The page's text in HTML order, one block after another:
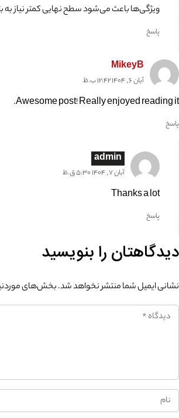
ویژگی‌ها باعث می‌شود سطح نهایی کمتر نیاز به
پاسخ
MikeyB
آبان 6, 1404 12:42 ب.ظ
Awesome post! Really enjoyed reading it.
پاسخ
admin
آبان 7, 1404 5:30 ق.ظ
Thanks a lot
پاسخ
دیدگاهتان را بنویسید
نشانی ایمیل شما منتشر نخواهد شد.بخش‌های